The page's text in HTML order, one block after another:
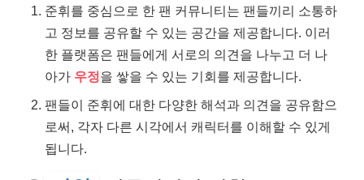
준휘를 중심으로 한 팬 커뮤니티는 팬들끼리 소통하
고 정보를 공유할 수 있는 공간을 제공합니다. 이러
한 플랫폼은 팬들에게 서로의 의견을 나누고 더 나
아가 우정을 쌓을 수 있는 기회를 제공합니다.
팬들이 준휘에 대한 다양한 해석과 의견을 공유함으
로써, 각자 다른 시각에서 캐릭터를 이해할 수 있게
됩니다.